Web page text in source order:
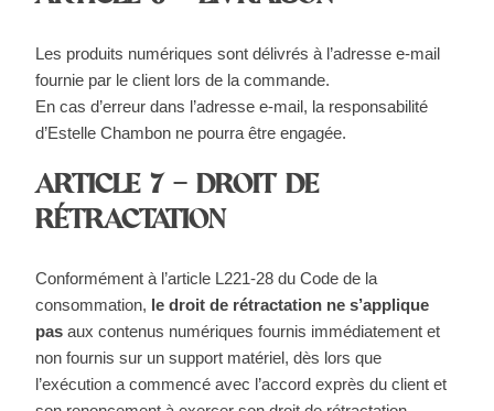
Les produits numériques sont délivrés à l’adresse e-mail
fournie par le client lors de la commande.
En cas d’erreur dans l’adresse e-mail, la responsabilité
d’Estelle Chambon ne pourra être engagée.
ARTICLE 7 – DROIT DE
RÉTRACTATION
Conformément à l’article L221-28 du Code de la
consommation, le droit de rétractation ne s’applique
pas aux contenus numériques fournis immédiatement et
non fournis sur un support matériel, dès lors que
l’exécution a commencé avec l’accord exprès du client et